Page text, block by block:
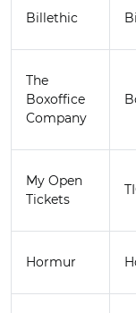
Billethic
The
Boxoffice
Company
My Open
Tickets
Hormur